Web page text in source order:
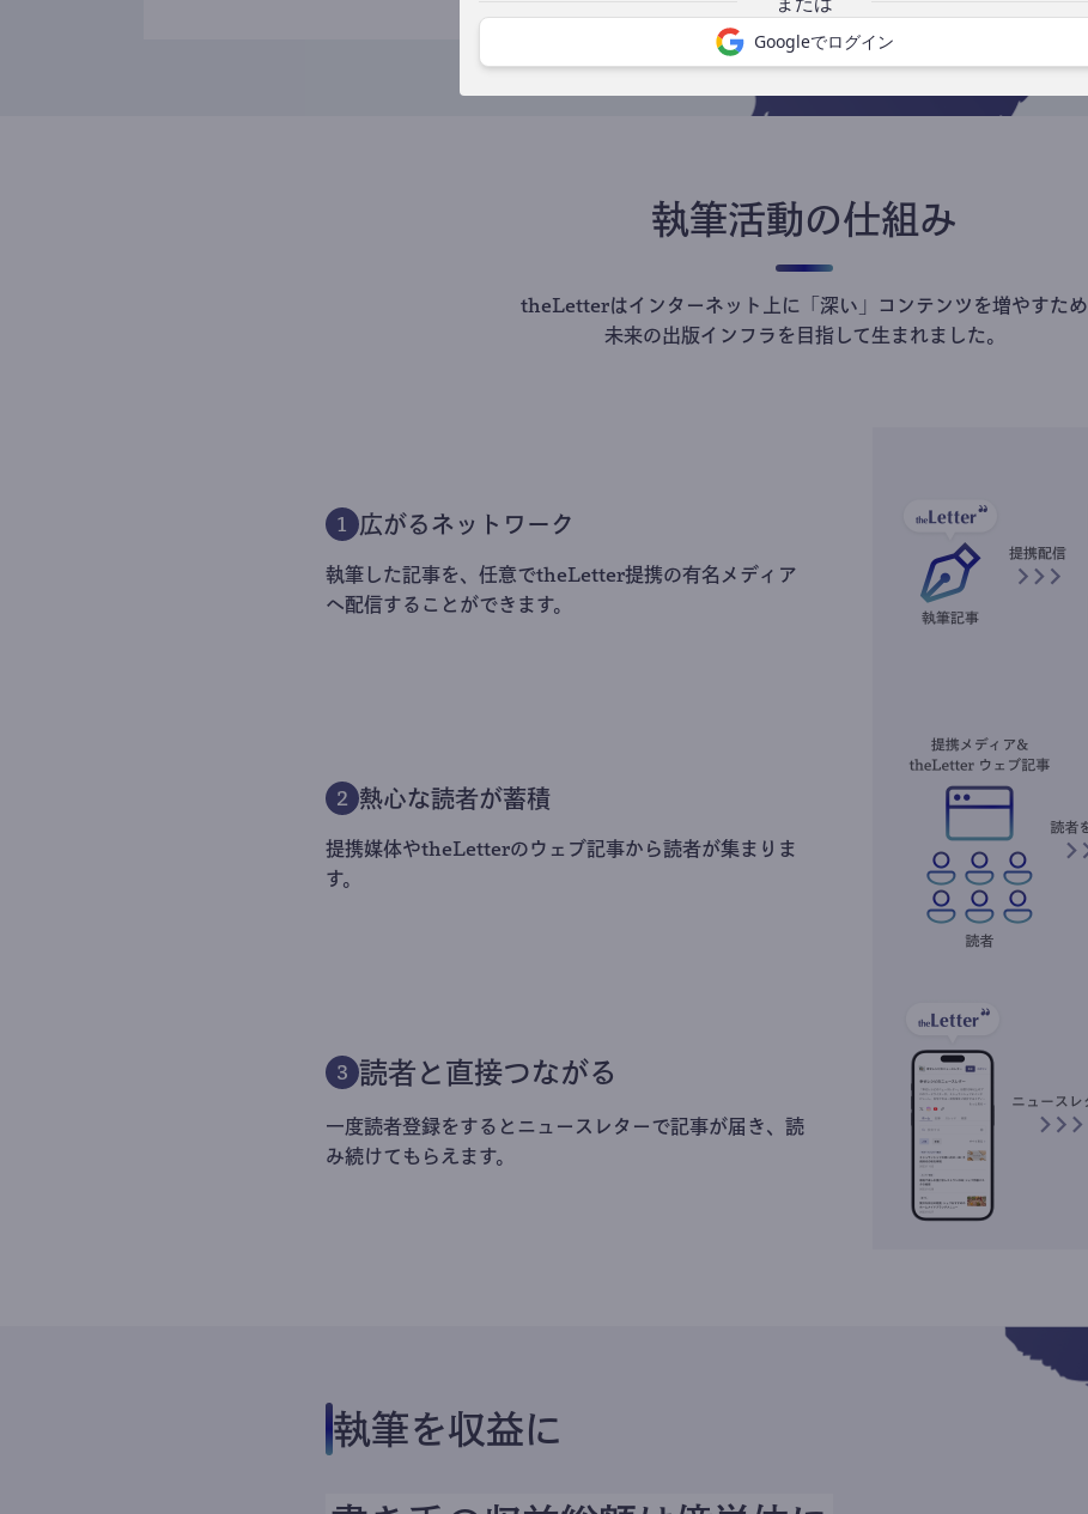
Googleでログイン
執筆活動の仕組み
theLetterはインターネット上に「深い」コンテンツを増やすため
未来の出版インフラを目指して生まれました。
1 広がるネットワーク
執筆した記事を、任意でtheLetter提携の有名メディア
へ配信することができます。
2 熱心な読者が蓄積
提携媒体やtheLetterのウェブ記事から読者が集まりま
す。
3 読者と直接つながる
一度読者登録をするとニュースレターで記事が届き、読
み続けてもらえます。
執筆を収益に